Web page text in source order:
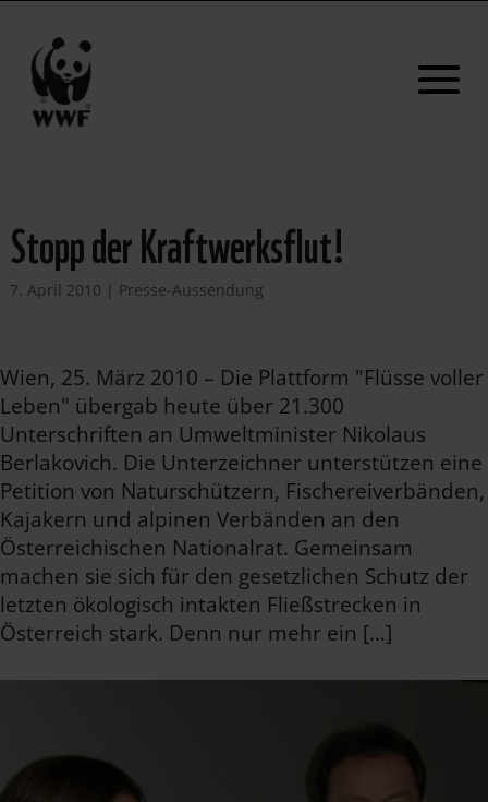
Stopp der Kraftwerksflut!
7. April 2010 | Presse-Aussendung
Wien, 25. März 2010 – Die Plattform "Flüsse voller
Leben" übergab heute über 21.300
Unterschriften an Umweltminister Nikolaus
Berlakovich. Die Unterzeichner unterstützen eine
Petition von Naturschützern, Fischereiverbänden,
Kajakern und alpinen Verbänden an den
Österreichischen Nationalrat. Gemeinsam
machen sie sich für den gesetzlichen Schutz der
letzten ökologisch intakten Fließstrecken in
Österreich stark. Denn nur mehr ein […]